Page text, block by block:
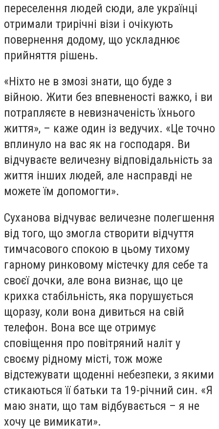
переселення людей сюди, але українці
отримали трирічні візи і очікують
повернення додому, що ускладнює
прийняття рішень.
«Ніхто не в змозі знати, що буде з
війною. Жити без впевненості важко, і ви
потрапляєте в невизначеність їхнього
життя», – каже один із ведучих. «Це точно
вплинуло на вас як на господаря. Ви
відчуваєте величезну відповідальність за
життя інших людей, але насправді не
можете їм допомогти».
Суханова відчуває величезне полегшення
від того, що змогла створити відчуття
тимчасового спокою в цьому тихому
гарному ринковому містечку для себе та
своєї дочки, але вона визнає, що це
крихка стабільність, яка порушується
щоразу, коли вона дивиться на свій
телефон. Вона все ще отримує
сповіщення про повітряний наліт у
своєму рідному місті, тож може
відстежувати щоденні небезпеки, з якими
стикаються її батьки та 19-річний син. «Я
маю знати, що там відбувається – я не
хочу це вимикати».